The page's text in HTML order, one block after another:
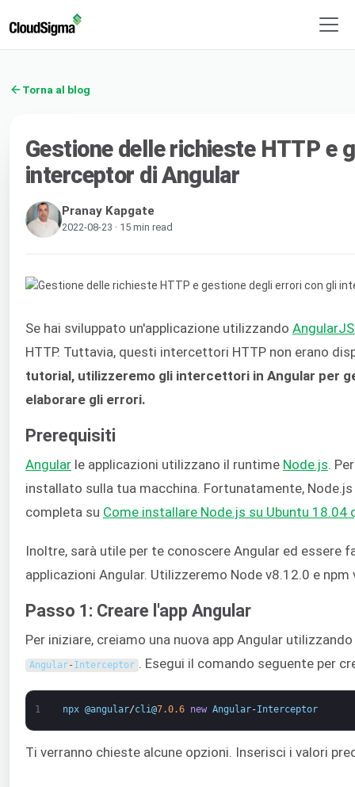
Torna al blog
Gestione delle richieste HTTP e
interceptor di Angular
Pranay Kapgate
2022-08-23 · 15 min read
Se hai sviluppato un'applicazione utilizzando AngularJS
HTTP. Tuttavia, questi intercettori HTTP non erano
tutorial, utilizzeremo gli intercettori in Angular per
elaborare gli errori.
Prerequisiti
Angular le applicazioni utilizzano il runtime Node.js.
installato sulla tua macchina. Fortunatamente,
completa su Come installare Node.js su Ubuntu 18.04
Inoltre, sarà utile per te conoscere Angular ed essere
applicazioni Angular. Utilizzeremo Node v8.12.0 e npm
Passo 1: Creare l'app Angular
Per iniziare, creiamo una nuova app Angular
Angular- Interceptor . Esegui il comando seguente per
1 npx @angular/cli@7.0.6 new Angular-Interceptor
Ti verranno chieste alcune opzioni. Inserisci i valori